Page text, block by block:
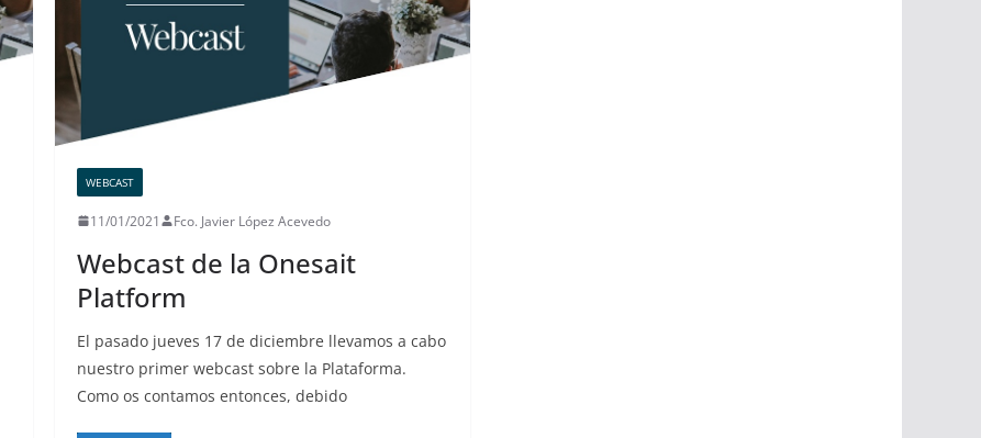
WEBCAST
11/01/2021 Fco. Javier López Acevedo
Webcast de la Onesait
Platform
El pasado jueves 17 de diciembre llevamos a cabo
nuestro primer webcast sobre la Plataforma.
Como os contamos entonces, debido